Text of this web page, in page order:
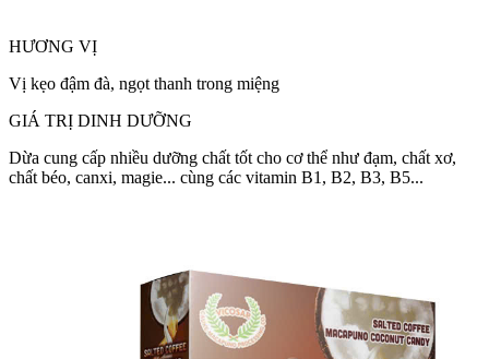
HƯƠNG VỊ
Vị kẹo đậm đà, ngọt thanh trong miệng
GIÁ TRỊ DINH DƯỠNG
Dừa cung cấp nhiều dưỡng chất tốt cho cơ thể như đạm, chất xơ,
chất béo, canxi, magie... cùng các vitamin B1, B2, B3, B5...